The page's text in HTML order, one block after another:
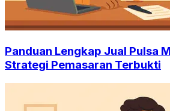
Panduan Lengkap Jual Pulsa
Strategi Pemasaran Terbukti